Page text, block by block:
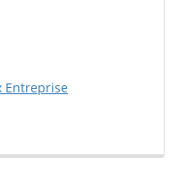
Entreprise